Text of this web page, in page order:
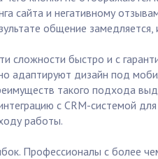
сайта и негативному
общение
сложности быстро и с
адаптируют дизайн под
такого подхода
с CRM-системой
работы.
Профессионалы с более